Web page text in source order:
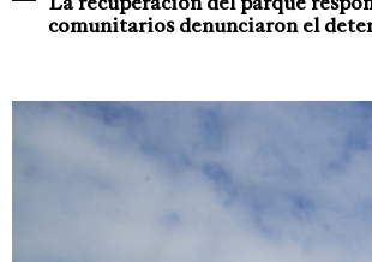
comunitarios denunciaron el